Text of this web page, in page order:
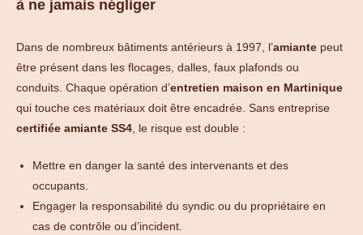
à ne jamais négliger
Dans de nombreux bâtiments antérieurs à 1997, l’amiante peut
être présent dans les flocages, dalles, faux plafonds ou
conduits. Chaque opération d’entretien maison en Martinique
qui touche ces matériaux doit être encadrée. Sans entreprise
certifiée amiante SS4 , le risque est double :
Mettre en danger la santé des intervenants et des
occupants.
Engager la responsabilité du syndic ou du propriétaire en
cas de contrôle ou d’incident.